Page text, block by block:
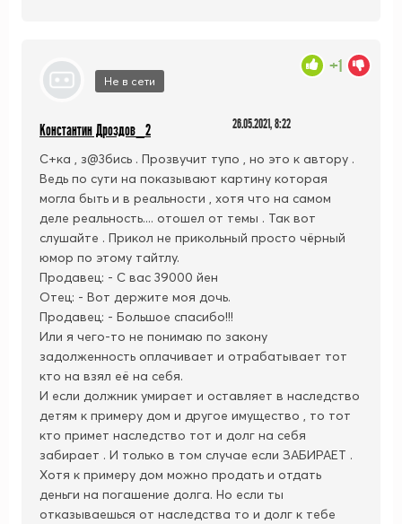
Не в сети
Константин Дроздов_2 26.05.2021, 8:22
С+ка , з@3бись . Прозвучит тупо , но это к автору .
Ведь по сути на показывают картину которая
могла быть и в реальности , хотя что на самом
деле реальность.... отошел от темы . Так вот
слушайте . Прикол не прикольный просто чёрный
юмор по этому тайтлу.
Продавец: - С вас 39000 йен
Отец: - Вот держите моя дочь.
Продавец: - Большое спасибо!!!
Или я чего-то не понимаю по закону
задолженность оплачивает и отрабатывает тот
кто на взял её на себя.
И если должник умирает и оставляет в наследство
детям к примеру дом и другое имущество , то тот
кто примет наследство тот и долг на себя
забирает . И только в том случае если ЗАБИРАЕТ .
Хотя к примеру дом можно продать и отдать
деньги на погашение долга. Но если ты
отказываешься от наследства то и долг к тебе
+1